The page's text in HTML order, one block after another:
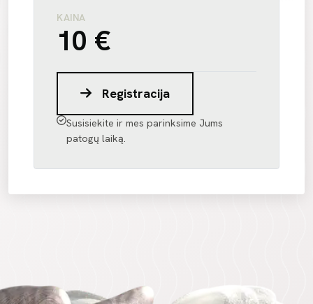
KAINA
10 €
Registracija
Susisiekite ir mes parinksime Jums
patogų laiką.